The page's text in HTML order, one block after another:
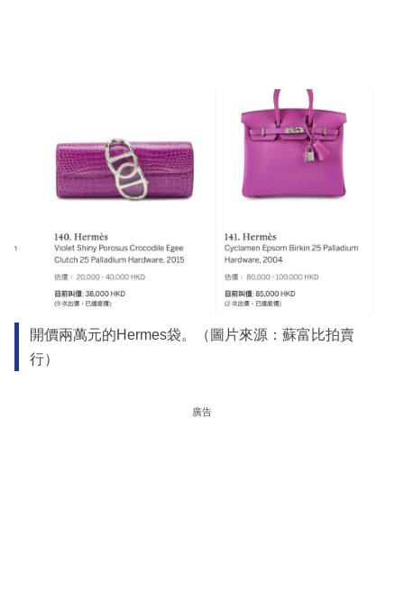
開價兩萬元的Hermes袋。（圖片來源：蘇富比拍賣
行）
廣告